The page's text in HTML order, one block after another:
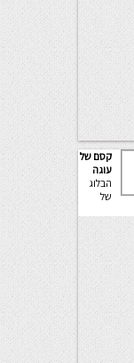
קסם של
עוגה
הבלוג
של